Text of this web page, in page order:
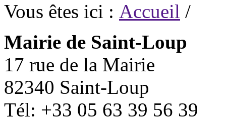
Vous êtes ici : Accueil /
Mairie de Saint-Loup
17 rue de la Mairie
82340 Saint-Loup
Tél: +33 05 63 39 56 39